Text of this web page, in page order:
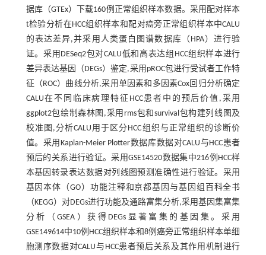
据库（GTEx）下载160例正常组织样本数据。采用配对样本
t检验分析在HCC组织样本和配对癌旁正常组织样本中CALU
的表达差异,并采用人类蛋白图谱数据库（HPA）进行验
证。采用DESeq2包对CALU低和高表达组HCC组织样本进行
差异表达基因（DEGs）鉴定,采用pROC包进行受试者工作特
征（ROC）曲线分析,采用单因素和多因素Cox回归分析确定
CALU在不同临床病理特征HCC患者中的预后价值,采用
ggplot2包绘制森林图,采用rms包和survival包构建列线图及
校准图,分析CALU用于区分HCC组织与正常组织的诊断价
值。采用Kaplan-Meier Plotter数据库数据对CALU与HCC患者
预后的关系进行验证。采用GSE14520数据集中216例HCC样
本基因转录表达数据对列线图预测准确性进行验证。采用
基因本体（GO）功能注释和京都基因与基因组百科全书
（KEGG）对DEGs进行功能及通路富集分析,采用基因集富集
分析（GSEA）获得DEGs显著富集的基因集。采用
GSE149614中10例HCC组织样本和8例癌旁正常组织样本单细
胞测序数据对CALU与HCC患者预后关系及其作用机制进行